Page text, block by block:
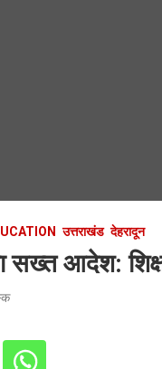
उत्तराखंड देहरादून
सख्त आदेश: